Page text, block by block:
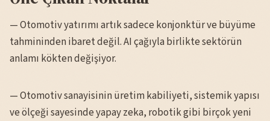
— Otomotiv yatırımı artık sadece konjonktür ve büyüme
tahmininden ibaret değil. AI çağıyla birlikte sektörün
anlamı kökten değişiyor.
— Otomotiv sanayisinin üretim kabiliyeti, sistemik yapısı
ve ölçeği sayesinde yapay zeka, robotik gibi birçok yeni